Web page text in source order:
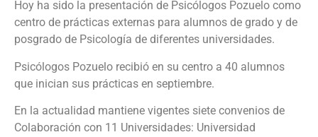
Hoy ha sido la presentación de Psicólogos Pozuelo como
centro de prácticas externas para alumnos de grado y de
posgrado de Psicología de diferentes universidades.
Psicólogos Pozuelo recibió en su centro a 40 alumnos
que inician sus prácticas en septiembre.
En la actualidad mantiene vigentes siete convenios de
Colaboración con 11 Universidades: Universidad